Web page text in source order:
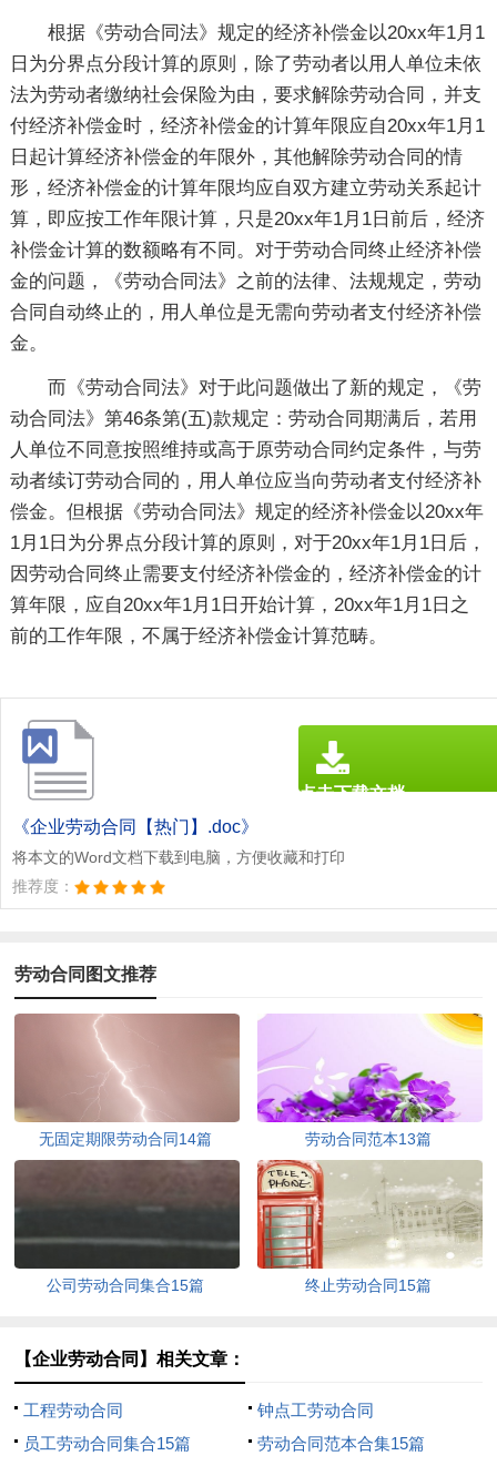
根据《劳动合同法》规定的经济补偿金以20xx年1月1
日为分界点分段计算的原则，除了劳动者以用人单位未依
法为劳动者缴纳社会保险为由，要求解除劳动合同，并支
付经济补偿金时，经济补偿金的计算年限应自20xx年1月1
日起计算经济补偿金的年限外，其他解除劳动合同的情
形，经济补偿金的计算年限均应自双方建立劳动关系起计
算，即应按工作年限计算，只是20xx年1月1日前后，经济
补偿金计算的数额略有不同。对于劳动合同终止经济补偿
金的问题，《劳动合同法》之前的法律、法规规定，劳动
合同自动终止的，用人单位是无需向劳动者支付经济补偿
金。
而《劳动合同法》对于此问题做出了新的规定，《劳
动合同法》第46条第(五)款规定：劳动合同期满后，若用
人单位不同意按照维持或高于原劳动合同约定条件，与劳
动者续订劳动合同的，用人单位应当向劳动者支付经济补
偿金。但根据《劳动合同法》规定的经济补偿金以20xx年
1月1日为分界点分段计算的原则，对于20xx年1月1日后，
因劳动合同终止需要支付经济补偿金的，经济补偿金的计
算年限，应自20xx年1月1日开始计算，20xx年1月1日之
前的工作年限，不属于经济补偿金计算范畴。
《企业劳动合同【热门】.doc》
将本文的Word文档下载到电脑，方便收藏和打印
推荐度：
点击下载文档
劳动合同图文推荐
无固定期限劳动合同14篇 劳动合同范本13篇
公司劳动合同集合15篇 终止劳动合同15篇
【企业劳动合同】相关文章：
工程劳动合同
钟点工劳动合同
员工劳动合同集合15篇
劳动合同范本合集15篇